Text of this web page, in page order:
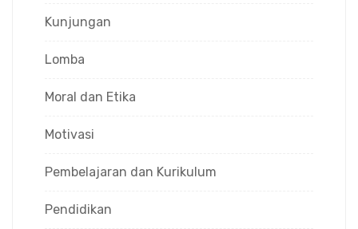
Kunjungan
Lomba
Moral dan Etika
Motivasi
Pembelajaran dan Kurikulum
Pendidikan